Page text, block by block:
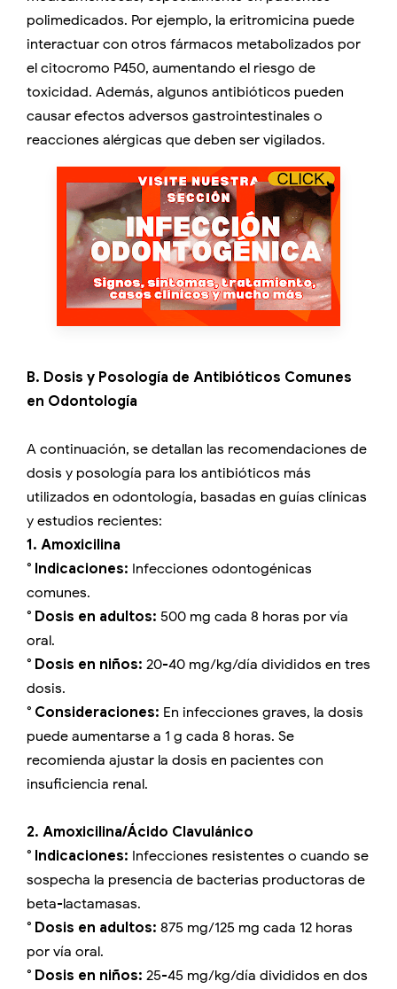
polimedicados. Por ejemplo, la eritromicina puede
interactuar con otros fármacos metabolizados por
el citocromo P450, aumentando el riesgo de
toxicidad. Además, algunos antibióticos pueden
causar efectos adversos gastrointestinales o
reacciones alérgicas que deben ser vigilados.
B. Dosis y Posología de Antibióticos Comunes
en Odontología
A continuación, se detallan las recomendaciones de
dosis y posología para los antibióticos más
utilizados en odontología, basadas en guías clínicas
y estudios recientes:
1. Amoxicilina
° Indicaciones: Infecciones odontogénicas
comunes.
° Dosis en adultos: 500 mg cada 8 horas por vía
oral.
° Dosis en niños: 20-40 mg/kg/día divididos en tres
dosis.
° Consideraciones: En infecciones graves, la dosis
puede aumentarse a 1 g cada 8 horas. Se
recomienda ajustar la dosis en pacientes con
insuficiencia renal.
2. Amoxicilina/Ácido Clavulánico
° Indicaciones: Infecciones resistentes o cuando se
sospecha la presencia de bacterias productoras de
beta-lactamasas.
° Dosis en adultos: 875 mg/125 mg cada 12 horas
por vía oral.
° Dosis en niños: 25-45 mg/kg/día divididos en dos